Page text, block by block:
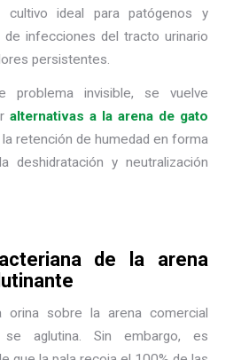
ideal para patógenos y
de infecciones del tracto urinario
persistentes.
problema invisible, se vuelve
alternativas a la arena de gato
retención de humedad en forma
deshidratación y neutralización
de la arena
orina sobre la arena comercial
aglutina. Sin embargo, es